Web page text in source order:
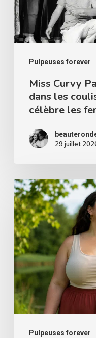
Pulpeuses forever
2026
:
dans
coulisses
d’une
soirée
célèbre
femmes
rondes
Miss Curvy
dans les
célèbre les
29 juillet
Pulpeuses forever
Les
avantages
d’être
gros
!